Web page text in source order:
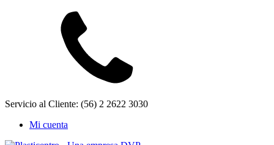
Servicio al Cliente: (56) 2 2622 3030
Mi cuenta